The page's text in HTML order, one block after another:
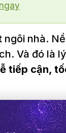
nhà.
Và đó là
tiếp cận,